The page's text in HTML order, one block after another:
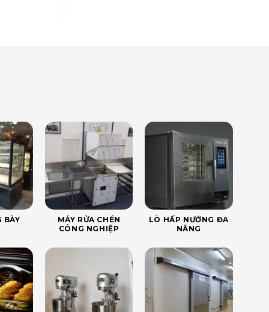
BÀY
MÁY RỬA CHÉN
CÔNG NGHIỆP
LÒ HẤP NƯỚNG ĐA
NĂNG